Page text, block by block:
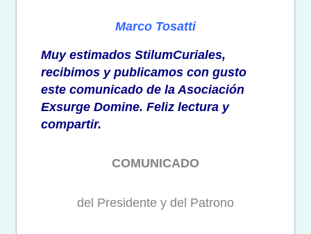
Marco Tosatti
Muy estimados StilumCuriales,
recibimos y publicamos con gusto
este comunicado de la Asociación
Exsurge Domine. Feliz lectura y
compartir.
COMUNICADO
del Presidente y del Patrono